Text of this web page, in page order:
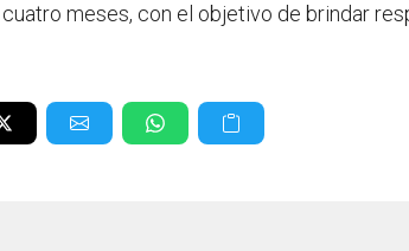
meses, con el objetivo de brindar